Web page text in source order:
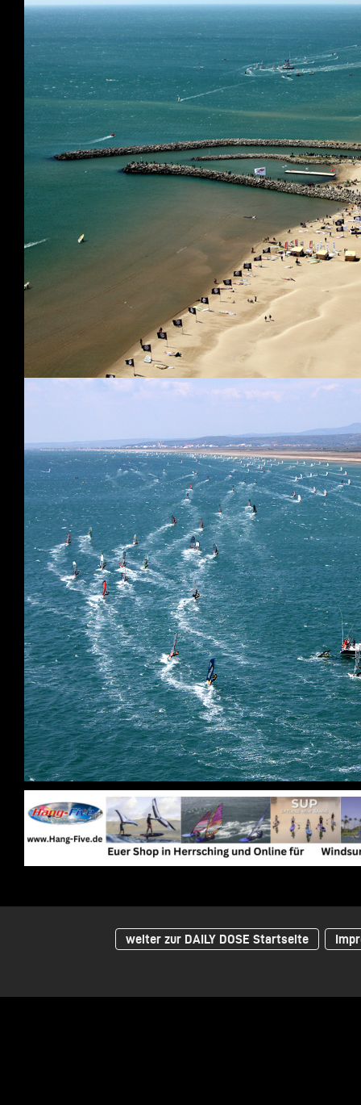
weiter zur DAILY DOSE Startseite